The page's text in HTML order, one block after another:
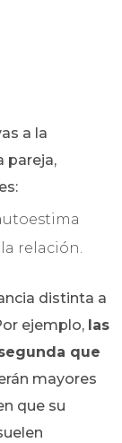
a la
pareja,
relación.
distinta a
ejemplo, las
que
mayores
que su